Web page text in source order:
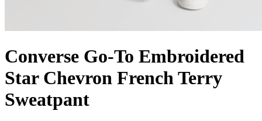
Converse Go-To Embroidered
Star Chevron French Terry
Sweatpant